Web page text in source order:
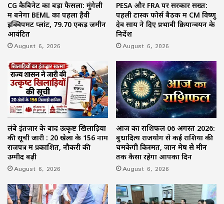
CG कैबिनेट का बड़ा फैसला: मुंगेली
में बनेगा BEML का पहला हैवी
इक्विपमेंट प्लांट, 79.70 एकड़ जमीन
आवंटित
August 6, 2026
PESA और FRA पर सरकार सख्त:
पहली टास्क फोर्स बैठक में CM विष्णु
देव साय ने दिए प्रभावी क्रियान्वयन के
निर्देश
August 6, 2026
लंबे इंतजार के बाद उत्कृष्ट खिलाड़ियों
की सूची जारी : 20 खेलों के 156 नाम
राजपत्र में प्रकाशित, नौकरी की
उम्मीद बढ़ी
August 6, 2026
आज का राशिफल 06 अगस्त 2026:
बुधादित्य राजयोग से कई राशियों की
चमकेगी किस्मत, जानें मेष से मीन
तक कैसा रहेगा आपका दिन
August 6, 2026